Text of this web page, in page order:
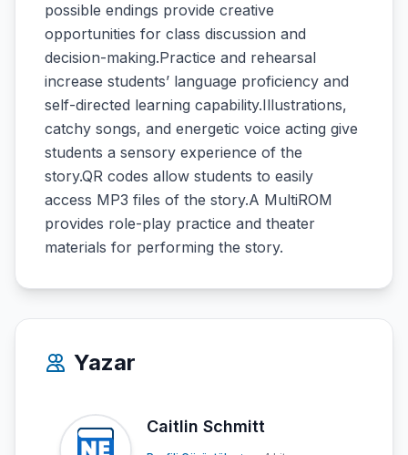
possible endings provide creative
opportunities for class discussion and
decision-making.Practice and rehearsal
increase students’ language proficiency and
self-directed learning capability.Illustrations,
catchy songs, and energetic voice acting give
students a sensory experience of the
story.QR codes allow students to easily
access MP3 files of the story.A MultiROM
provides role-play practice and theater
materials for performing the story.
Yazar
Caitlin Schmitt